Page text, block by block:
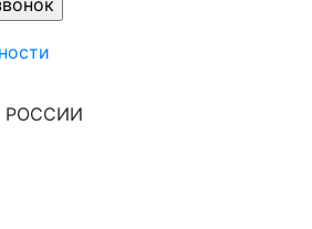
РОССИИ